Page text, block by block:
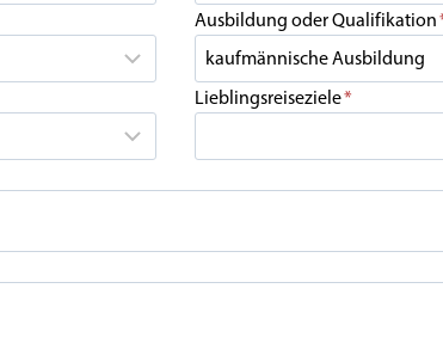
Ausbildung oder Qualifikation
Lieblingsreiseziele*